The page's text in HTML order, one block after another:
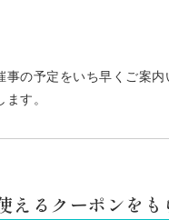
の予定をいち早くご案
す。
えるクーポンをも